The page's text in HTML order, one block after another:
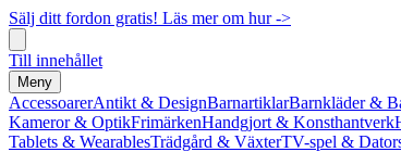
Sälj ditt fordon gratis! Läs mer om hur ->
Till innehållet
Meny
AccessoarerAntikt & DesignBarnartiklarBarnkläder &
Kameror & OptikFrimärkenHandgjort & Konsthantverk
Tablets & WearablesTrädgård & VäxterTV-spel &